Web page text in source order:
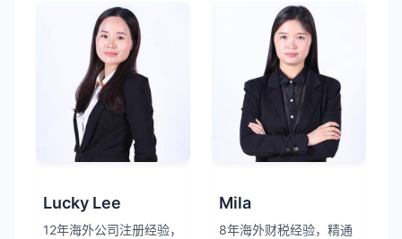
Lucky Lee
12年海外公司注册经验，
Mila
8年海外财税经验，精通